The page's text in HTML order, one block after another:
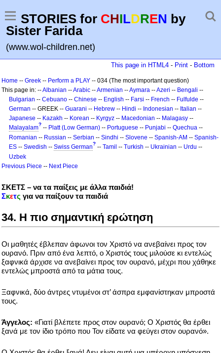
STORIES for CHILDREN by
Sister Farida
(www.wol-children.net)
This page in HTML4 - Print - Bottom
Home -- Greek -- Perform a PLAY -- 034 (The most important question)
This page in: --Albanian --Arabic --Armenian --Aymara --Azeri -- Bengali --
Bulgarian -- Cebuano -- Chinese -- English -- Farsi -- French -- Fulfulde --
German -- GREEK -- Guarani -- Hebrew -- Hindi -- Indonesian -- Italian --
Japanese -- Kazakh -- Korean -- Kyrgyz -- Macedonian -- Malagasy --
Malayalam? -- Platt (Low German) -- Portuguese -- Punjabi -- Quechua --
Romanian -- Russian -- Serbian -- Sindhi -- Slovene -- Spanish-AM -- Spanish-
ES -- Swedish -- Swiss German? -- Tamil -- Turkish -- Ukrainian -- Urdu --
Uzbek
Previous Piece -- Next Piece
ΣΚΕΤΣ – να τα παίξεις με άλλα παιδιά!
Σκετς για να παίξουν τα παιδιά
34. Η πιο σημαντική ερώτηση
Οι μαθητές έβλεπαν άφωνοι τον Χριστό να ανεβαίνει προς τον
ουρανό. Πριν από ένα λεπτό, ο Χριστός τους μιλούσε κι εντελώς
ξαφνικά άρχισε να ανεβαίνει προς τον ουρανό, μέχρι που χάθηκε
εντελώς μπροστά από τα μάτια τους.
Ξαφνικά, δύο άντρες ντυμένοι στ’ άσπρα εμφανίστηκαν μπροστά
τους.
Άγγελος: «Γιατί βλέπετε προς στον ουρανό; Ο Χριστός θα έρθει
ξανά με τον ίδιο τρόπο που Τον είδατε να φεύγει στον ουρανό».